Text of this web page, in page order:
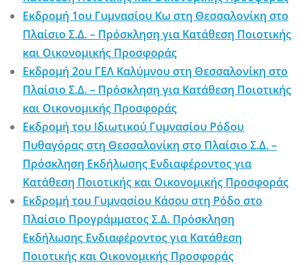
Εκδρομή 1ου Γυμνασίου Κω στη Θεσσαλονίκη στο
Πλαίσιο Σ.Δ. – Πρόσκληση για Κατάθεση Ποιοτικής
και Οικονομικής Προσφοράς
Εκδρομή 2ου ΓΕΛ Καλύμνου στη Θεσσαλονίκη στο
Πλαίσιο Σ.Δ. – Πρόσκληση για Κατάθεση Ποιοτικής
και Οικονομικής Προσφοράς
Εκδρομή του Ιδιωτικού Γυμνασίου Ρόδου
Πυθαγόρας στη Θεσσαλονίκη στο Πλαίσιο Σ.Δ. –
Πρόσκληση Εκδήλωσης Ενδιαφέροντος για
Κατάθεση Ποιοτικής και Οικονομικής Προσφοράς
Εκδρομή του Γυμνασίου Κάσου στη Ρόδο στο
Πλαίσιο Προγράμματος Σ.Δ. Πρόσκληση
Εκδήλωσης Ενδιαφέροντος για Κατάθεση
Ποιοτικής και Οικονομικής Προσφοράς